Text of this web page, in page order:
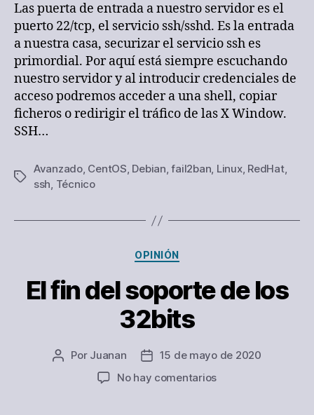
Las puerta de entrada a nuestro servidor es el
puerto 22/tcp, el servicio ssh/sshd. Es la entrada
a nuestra casa, securizar el servicio ssh es
primordial. Por aquí está siempre escuchando
nuestro servidor y al introducir credenciales de
acceso podremos acceder a una shell, copiar
ficheros o redirigir el tráfico de las X Window.
SSH…
Etiquetas
Avanzado, CentOS, Debian,fail2ban, Linux, RedHat,
ssh, Técnico
Categorías
OPINIÓN
El fin del soporte de los
32bits
Autor
Por Juanan
Fecha
la
15 de mayo de 2020
No hay comentariosen